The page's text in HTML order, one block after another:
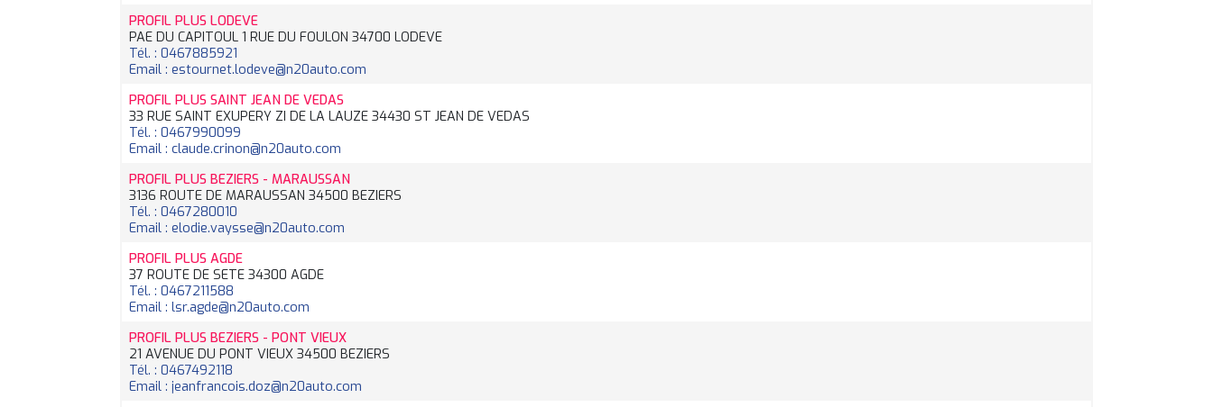
PROFIL PLUS LODEVE
PAE DU CAPITOUL 1 RUE DU FOULON 34700 LODEVE
Tél. : 0467885921
Email : estournet.lodeve@n20auto.com
PROFIL PLUS SAINT JEAN DE VEDAS
33 RUE SAINT EXUPERY ZI DE LA LAUZE 34430 ST JEAN DE VEDAS
Tél. : 0467990099
Email : claude.crinon@n20auto.com
PROFIL PLUS BEZIERS - MARAUSSAN
3136 ROUTE DE MARAUSSAN 34500 BEZIERS
Tél. : 0467280010
Email : elodie.vaysse@n20auto.com
PROFIL PLUS AGDE
37 ROUTE DE SETE 34300 AGDE
Tél. : 0467211588
Email : lsr.agde@n20auto.com
PROFIL PLUS BEZIERS - PONT VIEUX
21 AVENUE DU PONT VIEUX 34500 BEZIERS
Tél. : 0467492118
Email : jeanfrancois.doz@n20auto.com